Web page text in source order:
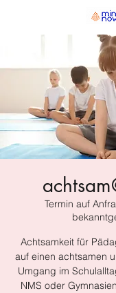
Termin auf
Achtsamkeit für
auf einen achtsamen
Umgang im
NMS oder